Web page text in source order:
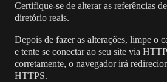
Certifique-se de alterar as referências
diretório reais.
Depois de fazer as alterações, limpe o
e tente se conectar ao seu site via
corretamente, o navegador irá
HTTPS.